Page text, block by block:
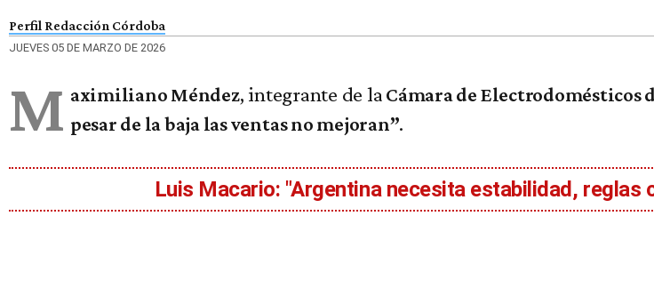
Perfil Redacción Córdoba
JUEVES 05 DE MARZO DE 2026
M aximiliano Méndez, integrante de la Cámara de Electrodomésticos
pesar de la baja las ventas no mejoran”.
Luis Macario: "Argentina necesita estabilidad,